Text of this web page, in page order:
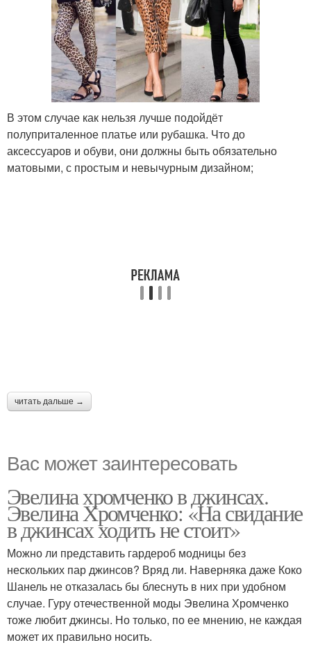
В этом случае как нельзя лучше подойдёт
полуприталенное платье или рубашка. Что до
аксессуаров и обуви, они должны быть обязательно
матовыми, с простым и невычурным дизайном;
читать дальше →
Вас может заинтересовать
Эвелина хромченко в джинсах.
Эвелина Хромченко: «На свидание
в джинсах ходить не стоит»
Можно ли представить гардероб модницы без
нескольких пар джинсов? Вряд ли. Наверняка даже Коко
Шанель не отказалась бы блеснуть в них при удобном
случае. Гуру отечественной моды Эвелина Хромченко
тоже любит джинсы. Но только, по ее мнению, не каждая
может их правильно носить.